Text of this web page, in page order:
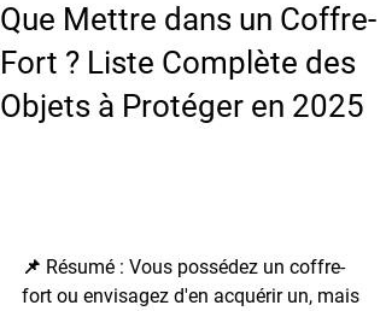
Que Mettre dans un Coffre-
Fort ? Liste Complète des
Objets à Protéger en 2025
📌 Résumé : Vous possédez un coffre-
fort ou envisagez d'en acquérir un, mais